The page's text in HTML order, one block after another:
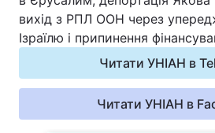
Цікавинки
Відео з Youtube
вихід з РПЛ ООН через
Ізраїлю і припинення
Читати УНІАН в
Читати УНІАН в